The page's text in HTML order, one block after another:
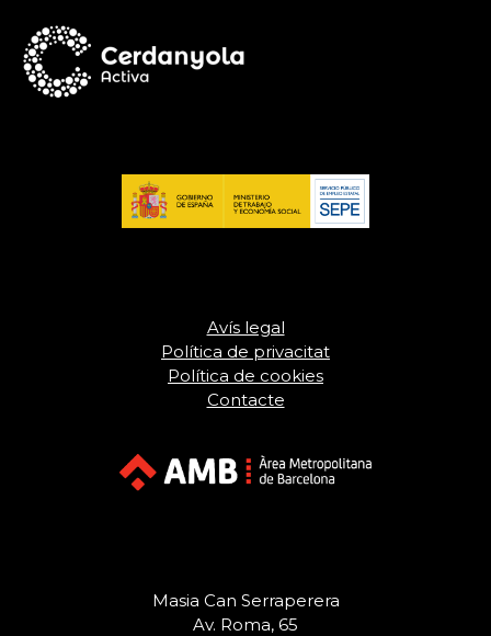
Avís legal
Política de privacitat
Política de cookies
Contacte
Masia Can Serraperera
Av. Roma, 65